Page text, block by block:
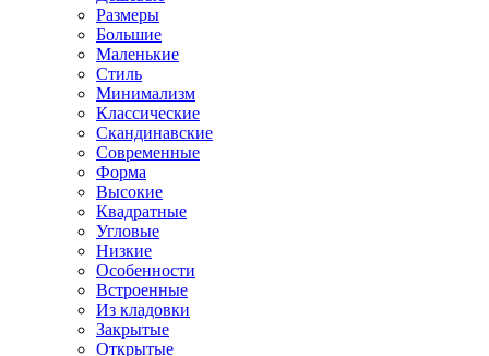
Размеры
Большие
Маленькие
Стиль
Минимализм
Классические
Скандинавские
Современные
Форма
Высокие
Квадратные
Угловые
Низкие
Особенности
Встроенные
Из кладовки
Закрытые
Открытые